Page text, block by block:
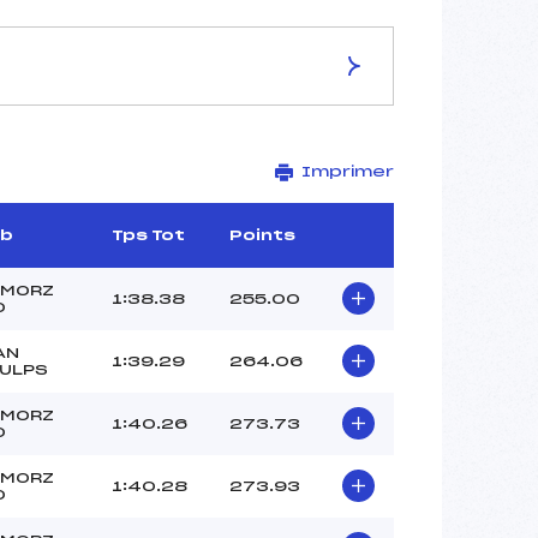
NOIRE GAZELLE
1685
2683/01/11
SKI CLUB ()
Imprimer
Tps Tot Points
1:38.38 255.00
1:39.29 264.06
1:40.26 273.73
1:40.28 273.93